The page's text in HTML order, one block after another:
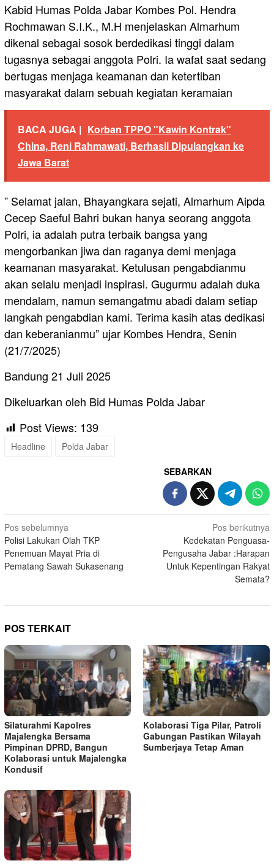
Kabid Humas Polda Jabar Kombes Pol. Hendra
Rochmawan S.I.K., M.H menjelaskan Almarhum
dikenal sebagai sosok berdedikasi tinggi dalam
tugasnya sebagai anggota Polri. Ia wafat saat sedang
bertugas menjaga keamanan dan ketertiban
masyarakat dalam sebuah kegiatan keramaian
BACA JUGA | Korban TPPO "Kawin Kontrak"
China, Reni Rahmawati, Berhasil Dipulangkan ke
Jawa Barat
” Selamat jalan, Bhayangkara sejati, Almarhum Aipda
Cecep Saeful Bahri bukan hanya seorang anggota
Polri, ia adalah putra terbaik bangsa yang
mengorbankan jiwa dan raganya demi menjaga
keamanan masyarakat. Ketulusan pengabdianmu
akan selalu menjadi inspirasi. Gugurmu adalah duka
mendalam, namun semangatmu abadi dalam setiap
langkah pengabdian kami. Terima kasih atas dedikasi
dan keberanianmu” ujar Kombes Hendra, Senin
(21/7/2025)
Bandung 21 Juli 2025
Dikeluarkan oleh Bid Humas Polda Jabar
Post Views: 139
Headline Polda Jabar
SEBARKAN
Navigasi
pos
Pos sebelumnya
Polisi Lakukan Olah TKP
Penemuan Mayat Pria di
Pematang Sawah Sukasenang
Pos berikutnya
Kedekatan Penguasa-
Pengusaha Jabar :Harapan
Untuk Kepentingan Rakyat
Semata?
POS TERKAIT
Silaturahmi Kapolres
Majalengka Bersama
Pimpinan DPRD, Bangun
Kolaborasi untuk Majalengka
Kondusif
Kolaborasi Tiga Pilar, Patroli
Gabungan Pastikan Wilayah
Sumberjaya Tetap Aman